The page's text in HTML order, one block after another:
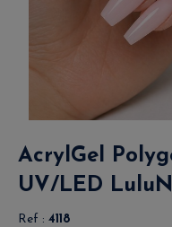
AcrylGel
UV/LED
Ref : 4118